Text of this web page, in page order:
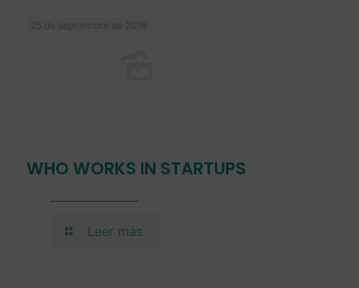
25 de septiembre de 2018
WHO WORKS IN STARTUPS
Leer más